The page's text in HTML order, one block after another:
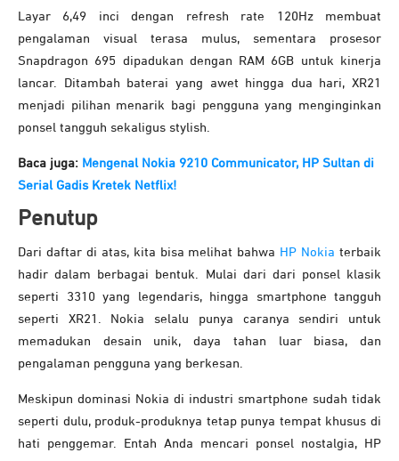
Layar 6,49 inci dengan refresh rate 120Hz membuat
pengalaman visual terasa mulus, sementara prosesor
Snapdragon 695 dipadukan dengan RAM 6GB untuk kinerja
lancar. Ditambah baterai yang awet hingga dua hari, XR21
menjadi pilihan menarik bagi pengguna yang menginginkan
ponsel tangguh sekaligus stylish.
Baca juga: Mengenal Nokia 9210 Communicator, HP Sultan di
Serial Gadis Kretek Netflix!
Penutup
Dari daftar di atas, kita bisa melihat bahwa HP Nokia terbaik
hadir dalam berbagai bentuk. Mulai dari dari ponsel klasik
seperti 3310 yang legendaris, hingga smartphone tangguh
seperti XR21. Nokia selalu punya caranya sendiri untuk
memadukan desain unik, daya tahan luar biasa, dan
pengalaman pengguna yang berkesan.
Meskipun dominasi Nokia di industri smartphone sudah tidak
seperti dulu, produk-produknya tetap punya tempat khusus di
hati penggemar. Entah Anda mencari ponsel nostalgia, HP